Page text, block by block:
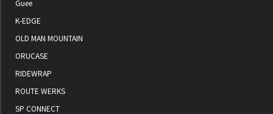
Guee
K-EDGE
OLD MAN MOUNTAIN
ORUCASE
RIDEWRAP
ROUTE WERKS
SP CONNECT